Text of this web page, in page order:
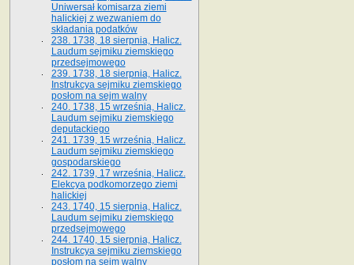
Uniwersał komisarza ziemi
halickiej z wezwaniem do
składania podatków
238. 1738, 18 sierpnia, Halicz.
Laudum sejmiku ziemskiego
przedsejmowego
239. 1738, 18 sierpnia, Halicz.
Instrukcya sejmiku ziemskiego
posłom na sejm walny
240. 1738, 15 września, Halicz.
Laudum sejmiku ziemskiego
deputackiego
241. 1739, 15 września, Halicz.
Laudum sejmiku ziemskiego
gospodarskiego
242. 1739, 17 września, Halicz.
Elekcya podkomorzego ziemi
halickiej
243. 1740, 15 sierpnia, Halicz.
Laudum sejmiku ziemskiego
przedsejmowego
244. 1740, 15 sierpnia, Halicz.
Instrukcya sejmiku ziemskiego
posłom na sejm walny